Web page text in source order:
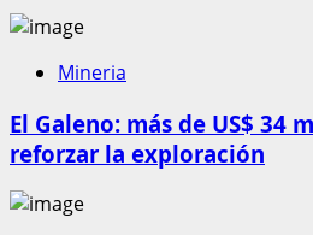
Mineria
El Galeno: más de US$ 34
reforzar la exploración